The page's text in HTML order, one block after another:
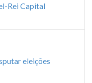
Rei Capital
eleições